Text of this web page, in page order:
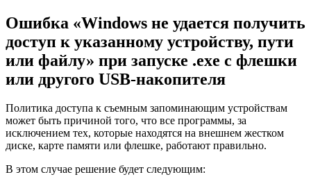
Ошибка «Windows не удается получить
доступ к указанному устройству, пути
или файлу» при запуске .exe с флешки
или другого USB-накопителя
Политика доступа к съемным запоминающим устройствам
может быть причиной того, что все программы, за
исключением тех, которые находятся на внешнем жестком
диске, карте памяти или флешке, работают правильно.
В этом случае решение будет следующим: